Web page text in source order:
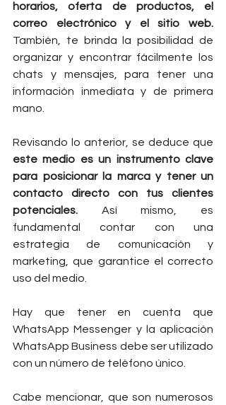
horarios, oferta de productos, el
También, te brinda la posibilidad de
organizar y encontrar fácilmente los
chats y mensajes, para tener una
información inmediata y de primera
mano.
este medio es un instrumento clave
para posicionar la marca y tener un
contacto directo con tus clientes
potenciales. Así mismo, es
fundamental contar con una
estrategia de comunicación y
marketing, que garantice el correcto
uso del medio.
Hay que tener en cuenta que
WhatsApp Messenger y la aplicación
WhatsApp Business debe ser utilizado
con un número de teléfono único.
Cabe mencionar, que son numerosos